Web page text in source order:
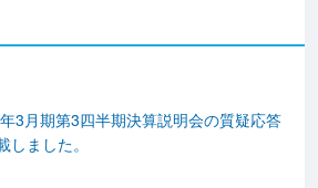
3月期第3四半期決算説明会の質疑応答
しました。